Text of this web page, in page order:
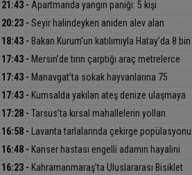
bıraktılar
21:43 - Apartmanda yangın paniği: 5 kişi
dumandan etkilendi
20:23 - Seyir halindeyken aniden alev alan
otomobildeki 4 kişi yaralandı
18:43 - Bakan Kurum’un katılımıyla Hatay’da 8 bin
500 hak sahibinin konutu belirlendi
17:43 - Mersin’de tırın çarptığı araç metrelerce
sürüklendi
17:43 - Manavgat’ta sokak hayvanlarına 75
dönümlük yaşam alanı
17:43 - Kumsalda yakılan ateş denize ulaşmaya
çalışan yavru carettayı yakıp telef etti
17:28 - Tarsus’ta kırsal mahallelerin yolları
parkeyle yenileniyor
16:58 -
Lavanta tarlalarında çekirge popülasyonu
incelendi
16:48 - Kanser hastası engelli adamın hayalini
bile kuramadığı evine kavuşunca döktüğü gözyaşı
16:23 - Kahramanmaraş’ta Uluslararası Bisiklet